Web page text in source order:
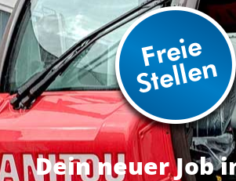
Dein neuer Job